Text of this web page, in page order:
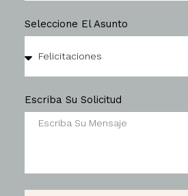
Seleccione El Asunto
Escriba Su Solicitud